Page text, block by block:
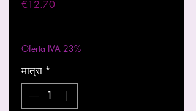
€12.70मूल्य
Oferta IVA 23%
मात्रा *